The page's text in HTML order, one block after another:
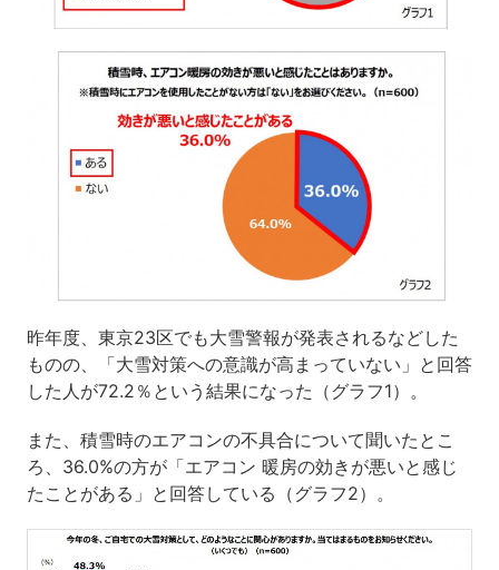
昨年度、東京23区でも大雪警報が発表されるなどした
ものの、「大雪対策への意識が高まっていない」と回答
した人が72.2％という結果になった（グラフ1）。
また、積雪時のエアコンの不具合について聞いたとこ
ろ、36.0%の方が「エアコン 暖房の効きが悪いと感じ
たことがある」と回答している（グラフ2）。